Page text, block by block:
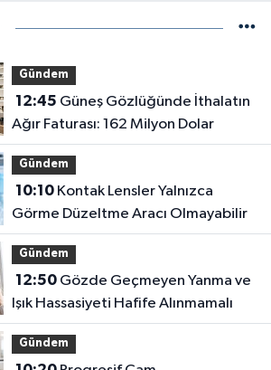
Gündem
12:45
Ağır Faturası: 162 Milyon Dolar
Gündem
10:10Kontak Lensler Yalnızca
Görme Düzeltme Aracı Olmayabilir
Gündem
12:50Gözde Geçmeyen Yanma ve
Işık Hassasiyeti Hafife Alınmamalı
Gündem